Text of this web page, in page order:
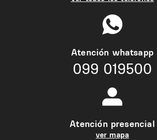
Atención whatsapp
099 019500
Atención presencial
ver mapa